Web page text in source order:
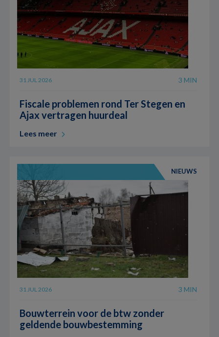
31 JUL 2026 3 MIN
Fiscale problemen rond Ter Stegen en
Ajax vertragen huurdeal
Lees meer
NIEUWS
31 JUL 2026 3 MIN
Bouwterrein voor de btw zonder
geldende bouwbestemming